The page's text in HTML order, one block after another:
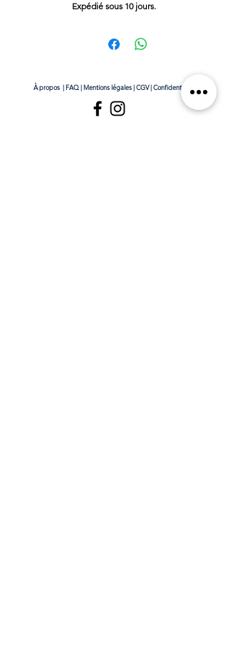
Expédié sous 10 jours.
À propos| FAQ|Mentions légales|CGV|Confidentialité